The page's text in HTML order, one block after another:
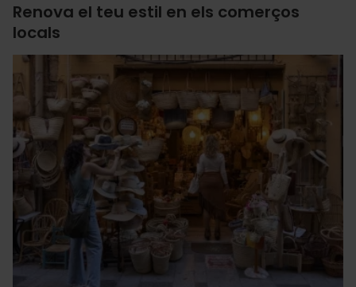
Renova el teu estil en els comerços
locals